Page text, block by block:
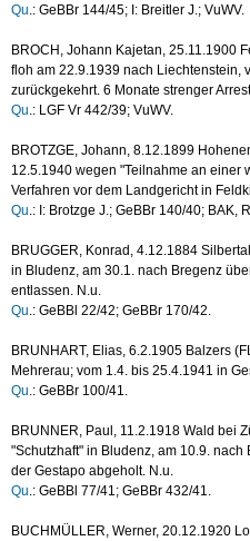
Qu .: GeBBr 144/45; I: Breitler J.; VuWV.
BROCH, Johann Kajetan, 25.11.1900
floh am 22.9.1939 nach Liechtenstein,
zurückgekehrt. 6 Monate strenger
Qu .: LGF Vr 442/39; VuWV.
BROTZGE, Johann, 8.12.1899
12.5.1940 wegen "Teilnahme an einer
Verfahren vor dem Landgericht in
Qu .: I: Brotzge J.; GeBBr 140/40; BAK,
BRUGGER, Konrad, 4.12.1884
in Bludenz, am 30.1. nach Bregenz
entlassen. N.u.
Qu .: GeBBl 22/42; GeBBr 170/42.
BRUNHART, Elias, 6.2.1905 Balzers
Mehrerau; vom 1.4. bis 25.4.1941 in
Qu .: GeBBr 100/41.
BRUNNER, Paul, 11.2.1918 Wald bei
"Schutzhaft" in Bludenz, am 10.9.
der Gestapo abgeholt. N.u.
Qu .: GeBBl 77/41; GeBBr 432/41.
BUCHMÜLLER, Werner, 20.12.1920